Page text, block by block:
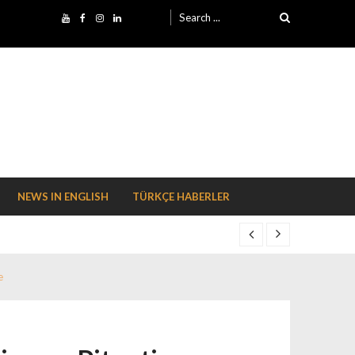
Search for:
NEWS IN ENGLISH TÜRKÇE HABERLER